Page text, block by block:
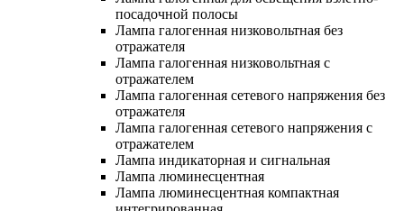
посадочной полосы
Лампа галогенная низковольтная без
отражателя
Лампа галогенная низковольтная с
отражателем
Лампа галогенная сетевого напряжения без
отражателя
Лампа галогенная сетевого напряжения с
отражателем
Лампа индикаторная и сигнальная
Лампа люминесцентная
Лампа люминесцентная компактная